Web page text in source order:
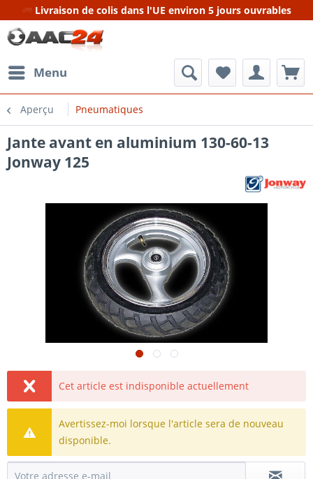
Livraison de colis dans l'UE environ 5 jours ouvrables
Menu
Aperçu Pneumatiques
Jante avant en aluminium 130-60-13
Jonway 125
Cet article est indisponible actuellement
Avertissez-moi lorsque l'article sera de nouveau
disponible.